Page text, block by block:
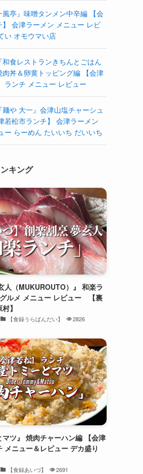
亭』味噌タンメン中辛編 【会
会津ラーメン メニュー レビ
い オモウマい店
食レストランきちんとごはん
丼＆卵黄トッピング編 【会津
ランチ メニュー レビュー
や 大一』会津山塩チャーシュ
若松市ランチ】 会津ラーメン
ー らーめん たいいち だいいち
キング
人（MUKUROUTO）』 和楽ラ
ルメ メニュー レビュー 【裏
】
【食録うらばんだい】 2826
マツ』 焼肉チャーハン編 【会津
メニュー＆レビュー デカ盛り
【食録あいづ】 2691